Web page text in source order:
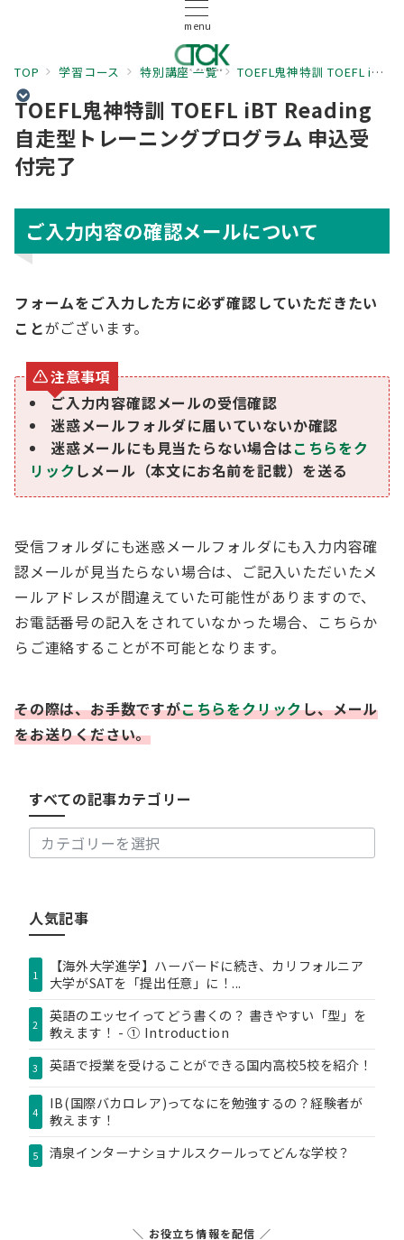
menu
TOP 学習コース 特別講座 一覧 TOEFL鬼神特訓 TOEFL iBT Reading自走型トレーニングプログラム 申込みフォーム
TOEFL鬼神特訓 TOEFL iBT Reading
自走型トレーニングプログラム 申込受
付完了
ご入力内容の確認メールについて
フォームをご入力した方に必ず確認していただきたい
ことがございます。
注意事項
ご入力内容確認メールの受信確認
迷惑メールフォルダに届いていないか確認
迷惑メールにも見当たらない場合はこちらをク
リックしメール（本文にお名前を記載）を送る
受信フォルダにも迷惑メールフォルダにも入力内容確
認メールが見当たらない場合は、ご記入いただいたメ
ールアドレスが間違えていた可能性がありますので、
お電話番号の記入をされていなかった場合、こちらか
らご連絡することが不可能となります。
その際は、お手数ですがこちらをクリックし、メール
をお送りください。
すべての記事カテゴリー
す
べ
記
事
ー
人気記事
1
【海外大学進学】ハーバードに続き、カリフォルニア
大学がSATを「提出任意」に！...
2
英語のエッセイってどう書くの？ 書きやすい「型」を
教えます！ - ① Introduction
3 英語で授業を受けることができる国内高校5校を紹介！
4
IB(国際バカロレア)ってなにを勉強するの？経験者が
教えます！
5 清泉インターナショナルスクールってどんな学校？
＼ お役立ち情報を配信 ／